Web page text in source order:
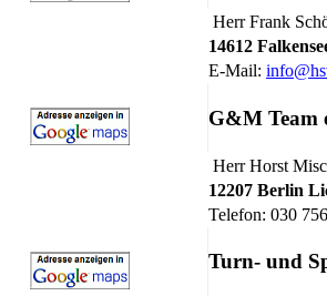
Herr Frank
14612
E-Mail:
G&M Team
Herr Horst
12207 Berlin
Telefon: 030
Turn- und